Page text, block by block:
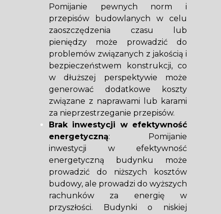
Pomijanie pewnych norm i
przepisów budowlanych w celu
zaoszczędzenia czasu lub
pieniędzy może prowadzić do
problemów związanych z jakością i
bezpieczeństwem konstrukcji, co
w dłuższej perspektywie może
generować dodatkowe koszty
związane z naprawami lub karami
za nieprzestrzeganie przepisów.
Brak inwestycji w efektywność
energetyczną: Pomijanie
inwestycji w efektywność
energetyczną budynku może
prowadzić do niższych kosztów
budowy, ale prowadzi do wyższych
rachunków za energię w
przyszłości. Budynki o niskiej